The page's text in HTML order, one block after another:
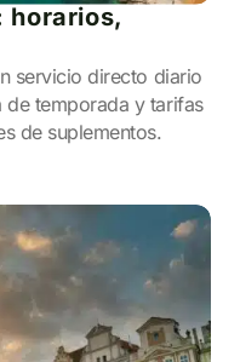
horarios,
servicio directo diario
de temporada y tarifas
de suplementos.